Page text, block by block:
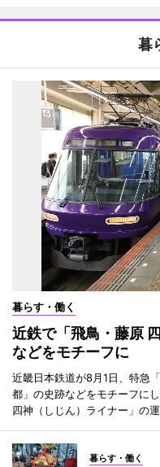
暮
暮らす・働く
近鉄で「飛鳥・藤原
などをモチーフに
近畿日本鉄道が8月1日、特急
都」の史跡などをモチーフに
四神（しじん）ライナー」の運
暮らす・働く